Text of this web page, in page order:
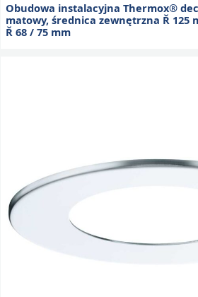
Obudowa instalacyjna Thermox®
matowy, średnica zewnętrzna Ř 125
Ř 68 / 75 mm